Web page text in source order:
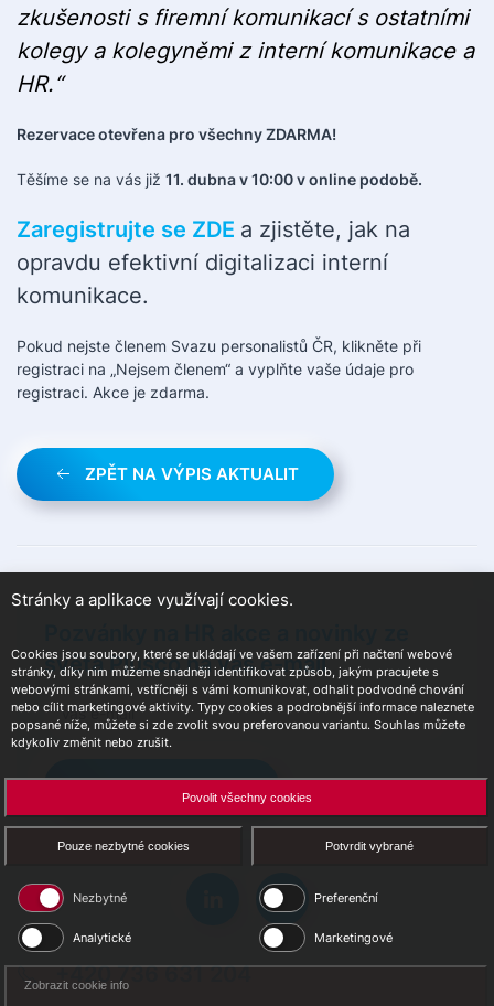
zkušenosti s firemní komunikací s ostatními
kolegy a kolegyněmi z interní komunikace a
HR.“
Rezervace otevřena pro všechny ZDARMA!
Těšíme se na vás již 11. dubna v 10:00 v online podobě.
Zaregistrujte se ZDE a zjistěte, jak na
opravdu efektivní digitalizaci interní
komunikace.
Pokud nejste členem Svazu personalistů ČR, klikněte při
registraci na „Nejsem členem“ a vyplňte vaše údaje pro
registraci. Akce je zdarma.
ZPĚT NA VÝPIS AKTUALIT
světa Plusco na váš e-mail
Přihlásit se k odběru
+420 736 631 204
Stránky a aplikace využívají cookies.
Cookies jsou soubory, které se ukládají ve vašem zařízení při načtení webové
stránky, díky nim můžeme snadněji identifikovat způsob, jakým pracujete s
webovými stránkami, vstřícněji s vámi komunikovat, odhalit podvodné chování
nebo cílit marketingové aktivity. Typy cookies a podrobnější informace naleznete
popsané níže, můžete si zde zvolit svou preferovanou variantu. Souhlas můžete
kdykoliv změnit nebo zrušit.
Pouze nezbytné cookies Potvrdit vybrané
Povolit všechny cookies
Nezbytné Preferenční
Analytické Marketingové
Zobrazit cookie info